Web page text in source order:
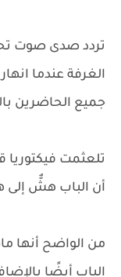
تردد صدى صوت
الغرفة عندما
جميع الحاضرين
تلعثمت فيكتوريا
أن الباب هشٌّ إلى
من الواضح أنها
الباب أيضًا